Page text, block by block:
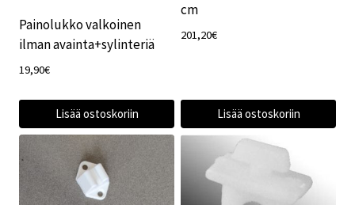
Painolukko valkoinen
ilman avainta+sylinteriä
19,90€
Lisää ostoskoriin
cm
201,20€
Lisää ostoskoriin